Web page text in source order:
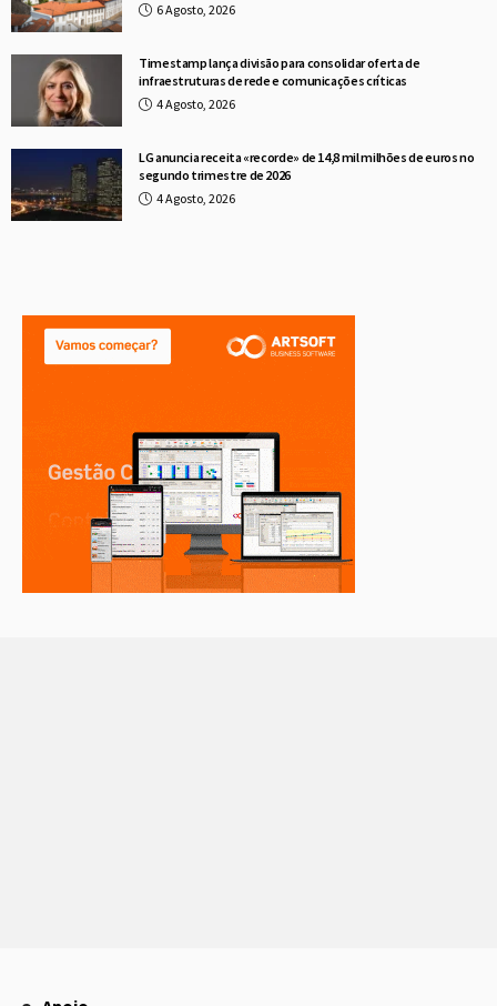
6 Agosto, 2026
Timestamp lança divisão para consolidar oferta de
infraestruturas de rede e comunicações críticas
4 Agosto, 2026
LG anuncia receita «recorde» de 14,8 mil milhões de euros no
segundo trimestre de 2026
4 Agosto, 2026